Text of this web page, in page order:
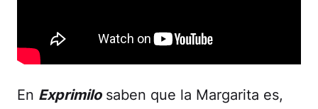
En Exprimilosaben que la Margarita es,